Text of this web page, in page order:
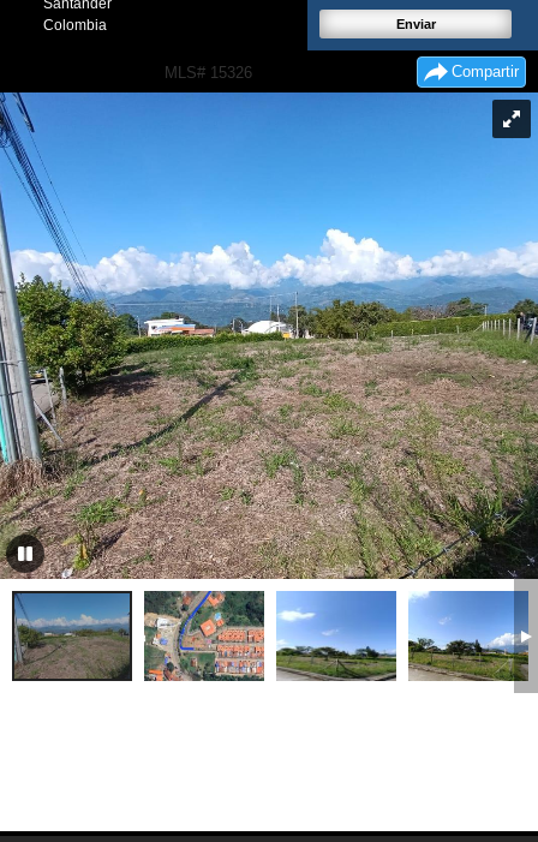
Santander
Colombia
MLS# 15326 Compartir